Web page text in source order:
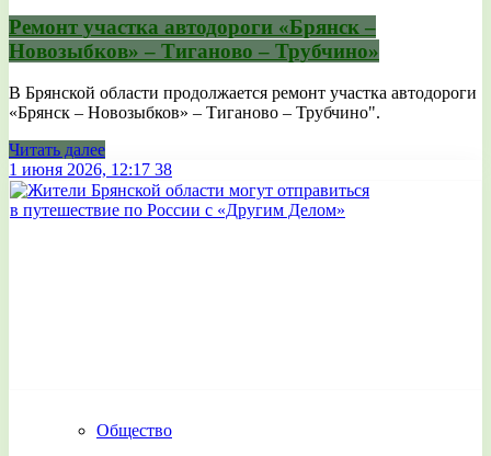
Ремонт участка автодороги «Брянск –
Новозыбков» – Тиганово – Трубчино»
В Брянской области продолжается ремонт участка автодороги
«Брянск – Новозыбков» – Тиганово – Трубчино".
Читать далее
1 июня 2026, 12:17 38
Общество